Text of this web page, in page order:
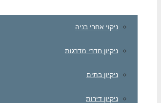
ניקוי אחרי בניה
ניקיון חדרי מדרגות
ניקיון בתים
ניקיון דירות